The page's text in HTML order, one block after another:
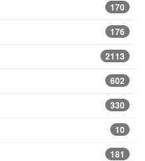
170
176
2113
602
330
10
181